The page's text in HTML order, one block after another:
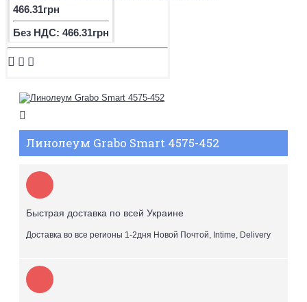
466.31грн
Без НДС: 466.31грн
Линолеум Grabo Smart 4575-452
Быстрая доставка по всей Украине
Доставка во все регионы 1-2дня Новой Почтой, Intime, Delivery